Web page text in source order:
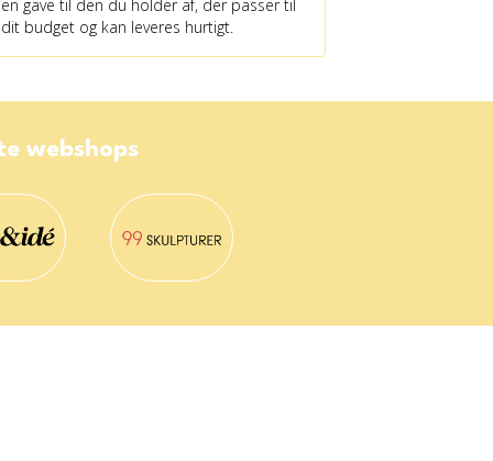
en gave til den du holder af, der passer til
dit budget og kan leveres hurtigt.
webshops